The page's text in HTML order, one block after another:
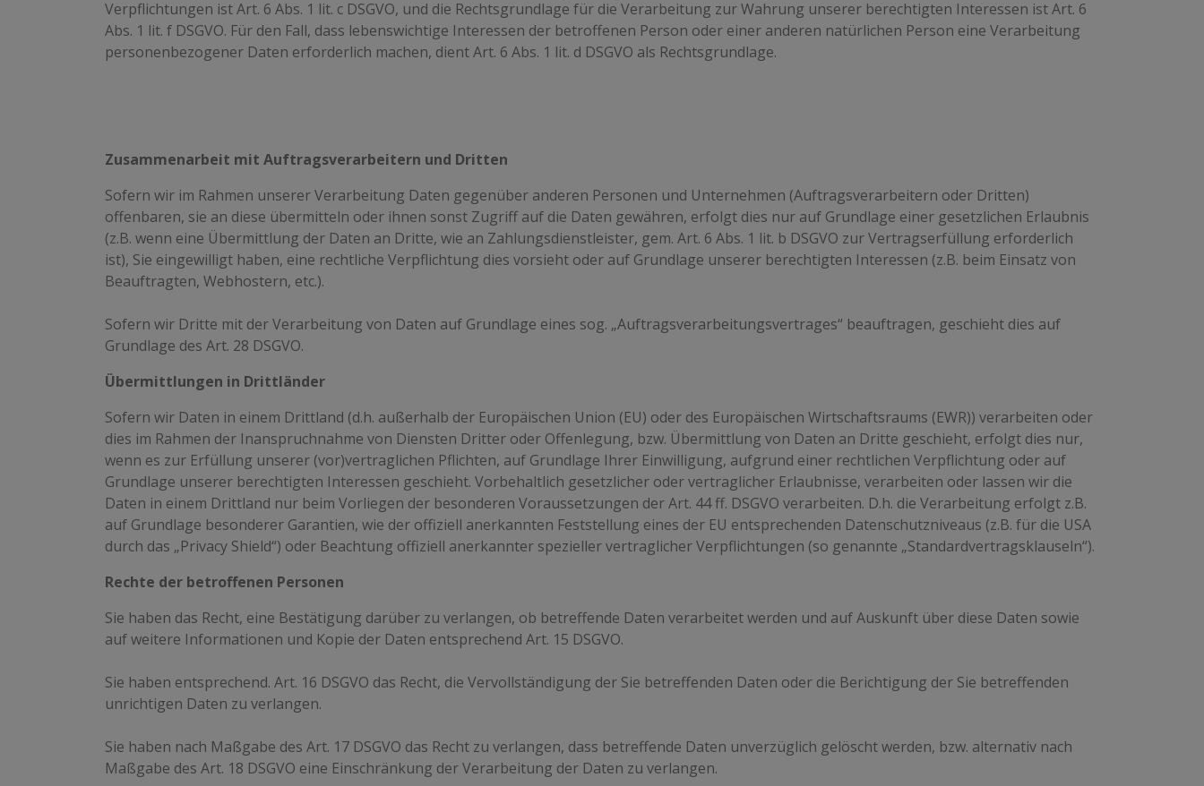
Verpflichtungen ist Art. 6 Abs. 1 lit. c DSGVO, und die Rechtsgrundlage für die Verarbeitung zur Wahrung unserer berechtigten Interessen ist Art. 6
Abs. 1 lit. f DSGVO. Für den Fall, dass lebenswichtige Interessen der betroffenen Person oder einer anderen natürlichen Person eine Verarbeitung
personenbezogener Daten erforderlich machen, dient Art. 6 Abs. 1 lit. d DSGVO als Rechtsgrundlage.
Zusammenarbeit mit Auftragsverarbeitern und Dritten
Sofern wir im Rahmen unserer Verarbeitung Daten gegenüber anderen Personen und Unternehmen (Auftragsverarbeitern oder Dritten)
offenbaren, sie an diese übermitteln oder ihnen sonst Zugriff auf die Daten gewähren, erfolgt dies nur auf Grundlage einer gesetzlichen Erlaubnis
(z.B. wenn eine Übermittlung der Daten an Dritte, wie an Zahlungsdienstleister, gem. Art. 6 Abs. 1 lit. b DSGVO zur Vertragserfüllung erforderlich
ist), Sie eingewilligt haben, eine rechtliche Verpflichtung dies vorsieht oder auf Grundlage unserer berechtigten Interessen (z.B. beim Einsatz von
Beauftragten, Webhostern, etc.).
Sofern wir Dritte mit der Verarbeitung von Daten auf Grundlage eines sog. „Auftragsverarbeitungsvertrages“ beauftragen, geschieht dies auf
Grundlage des Art. 28 DSGVO.
Übermittlungen in Drittländer
Sofern wir Daten in einem Drittland (d.h. außerhalb der Europäischen Union (EU) oder des Europäischen Wirtschaftsraums (EWR)) verarbeiten oder
dies im Rahmen der Inanspruchnahme von Diensten Dritter oder Offenlegung, bzw. Übermittlung von Daten an Dritte geschieht, erfolgt dies nur,
wenn es zur Erfüllung unserer (vor)vertraglichen Pflichten, auf Grundlage Ihrer Einwilligung, aufgrund einer rechtlichen Verpflichtung oder auf
Grundlage unserer berechtigten Interessen geschieht. Vorbehaltlich gesetzlicher oder vertraglicher Erlaubnisse, verarbeiten oder lassen wir die
Daten in einem Drittland nur beim Vorliegen der besonderen Voraussetzungen der Art. 44 ff. DSGVO verarbeiten. D.h. die Verarbeitung erfolgt z.B.
auf Grundlage besonderer Garantien, wie der offiziell anerkannten Feststellung eines der EU entsprechenden Datenschutzniveaus (z.B. für die USA
durch das „Privacy Shield“) oder Beachtung offiziell anerkannter spezieller vertraglicher Verpflichtungen (so genannte „Standardvertragsklauseln“).
Rechte der betroffenen Personen
Sie haben das Recht, eine Bestätigung darüber zu verlangen, ob betreffende Daten verarbeitet werden und auf Auskunft über diese Daten sowie
auf weitere Informationen und Kopie der Daten entsprechend Art. 15 DSGVO.
Sie haben entsprechend. Art. 16 DSGVO das Recht, die Vervollständigung der Sie betreffenden Daten oder die Berichtigung der Sie betreffenden
unrichtigen Daten zu verlangen.
Sie haben nach Maßgabe des Art. 17 DSGVO das Recht zu verlangen, dass betreffende Daten unverzüglich gelöscht werden, bzw. alternativ nach
Maßgabe des Art. 18 DSGVO eine Einschränkung der Verarbeitung der Daten zu verlangen.